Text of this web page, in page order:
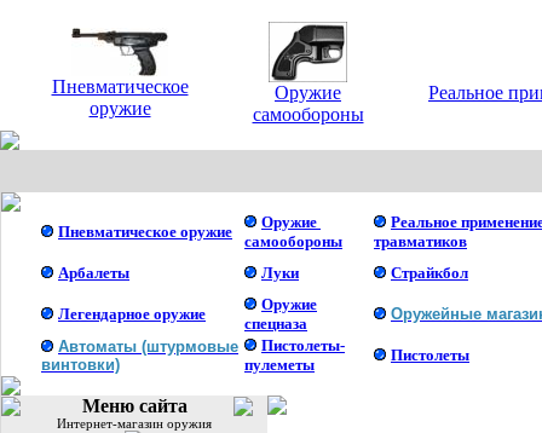
Пневматическое
оружие
Оружие
самообороны
Реальное
Пневматическое оружие
Оружие
самообороны
Реальное
травматиков
Арбалеты
Луки Страйкбол
Легендарное оружие
Оружие
спецназа
Оружейные
Автоматы (штурмовые
винтовки)
Пистолеты-
пулеметы
Пистолеты
Меню сайта
Интернет-магазин оружия